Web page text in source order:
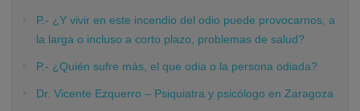
P.- ¿Y vivir en este incendio del odio puede provocarnos, a
la larga o incluso a corto plazo, problemas de salud?
P.- ¿Quién sufre más, el que odia o la persona odiada?
Dr. Vicente Ezquerro – Psiquiatra y psicólogo en Zaragoza